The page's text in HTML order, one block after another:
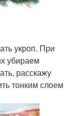
укроп. При
убираем
расскажу
тонким слоем